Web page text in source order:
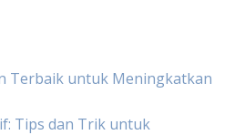
Terbaik untuk Meningkatkan
Tips dan Trik untuk